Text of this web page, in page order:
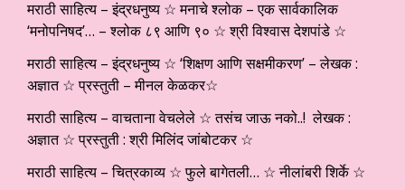
मराठी साहित्य – इंद्रधनुष्य ☆ मनाचे श्लोक – एक सार्वकालिक
‘मनोपनिषद’… – श्लोक ८९ आणि ९० ☆ श्री विश्वास देशपांडे ☆
मराठी साहित्य – इंद्रधनुष्य ☆ ‘शिक्षण आणि सक्षमीकरण’ – लेखक :
अज्ञात ☆ प्रस्तुती – मीनल केळकर☆
मराठी साहित्य – वाचताना वेचलेले ☆ तसंच जाऊ नको..! लेखक :
अज्ञात ☆ प्रस्तुती : श्री मिलिंद जांबोटकर ☆
मराठी साहित्य – चित्रकाव्य ☆ फुले बागेतली… ☆ नीलांबरी शिर्के ☆